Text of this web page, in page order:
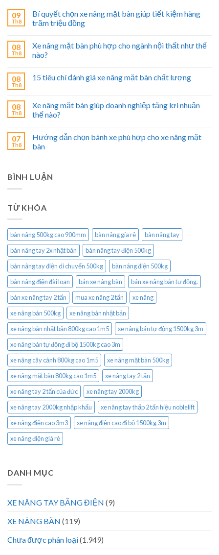
09
Th8
Bí quyết chọn xe nâng mặt bàn giúp tiết kiệm hàng
trăm triệu đồng
08
Th8
Xe nâng mặt bàn phù hợp cho ngành nội thất như thế
nào?
08
Th8
15 tiêu chí đánh giá xe nâng mặt bàn chất lượng
08
Th8
Xe nâng mặt bàn giúp doanh nghiệp tăng lợi nhuận
thế nào?
07
Th8
Hướng dẫn chọn bánh xe phù hợp cho xe nâng mặt
bàn
BÌNH LUẬN
TỪ KHÓA
bàn nâng 500kg cao 900mm bàn nâng gía rẻ
bàn nâng tay
bàn nâng tay 2x nhật bản
bàn nâng tay điện 500kg
bàn nâng tay điện di chuyển 500kg
bàn nâng điện 500kg
bàn nâng điện đài loan
bán xe nâng bàn
bán xe nâng bán tự động.
bán xe nâng tay 2 tấn
mua xe nâng 2 tấn
xe nâng
xe nâng bàn 500kg
xe nâng bàn nhật bản
xe nâng bàn nhật bản 800kg cao 1m5
xe nâng bán tự động 1500kg 3m
xe nâng bán tự động đi bộ 1500kg cao 3m
xe nâng cây cảnh 800kg cao 1m5
xe nâng mặt bàn 500kg
xe nâng mặt bàn 800kg cao 1m5
xe nâng tay 2 tấn
xe nâng tay 2 tấn của đức
xe nâng tay 2000kg
xe nâng tay 2000kg nhập khẩu
xe nâng tay thấp 2 tấn hiệu noblelift
xe nâng điện cao 3m3
xe nâng điện cao đi bộ 1500kg 3m
xe nâng điện giá rẻ
DANH MỤC
XE NÂNG TAY BẰNG ĐIỆN (9)
XE NÂNG BÀN (119)
Chưa được phân loại(1.949)